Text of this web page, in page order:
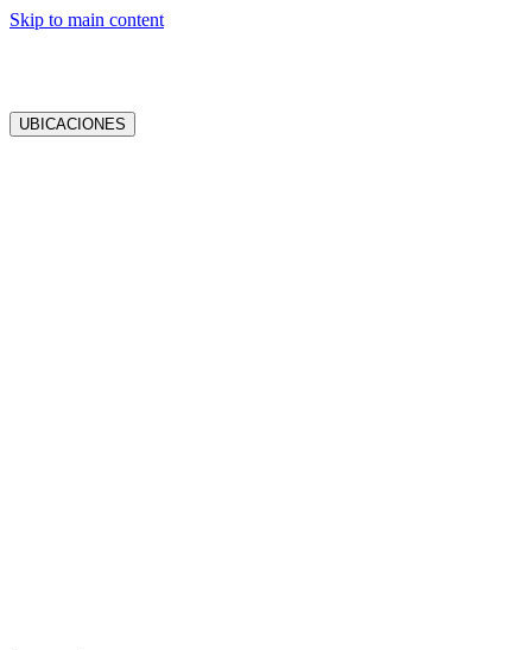
Skip to main content
UBICACIONES